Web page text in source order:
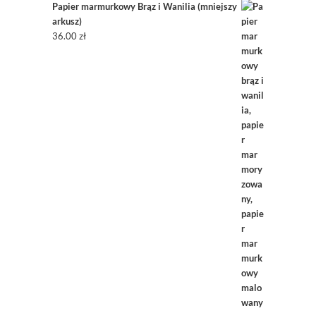
Papier marmurkowy Brąz i Wanilia (mniejszy
arkusz)
36.00zł